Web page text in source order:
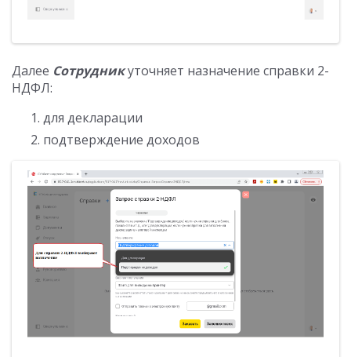
Далее Сотрудникуточняет назначение справки 2-
НДФЛ:
для декларации
подтверждение доходов